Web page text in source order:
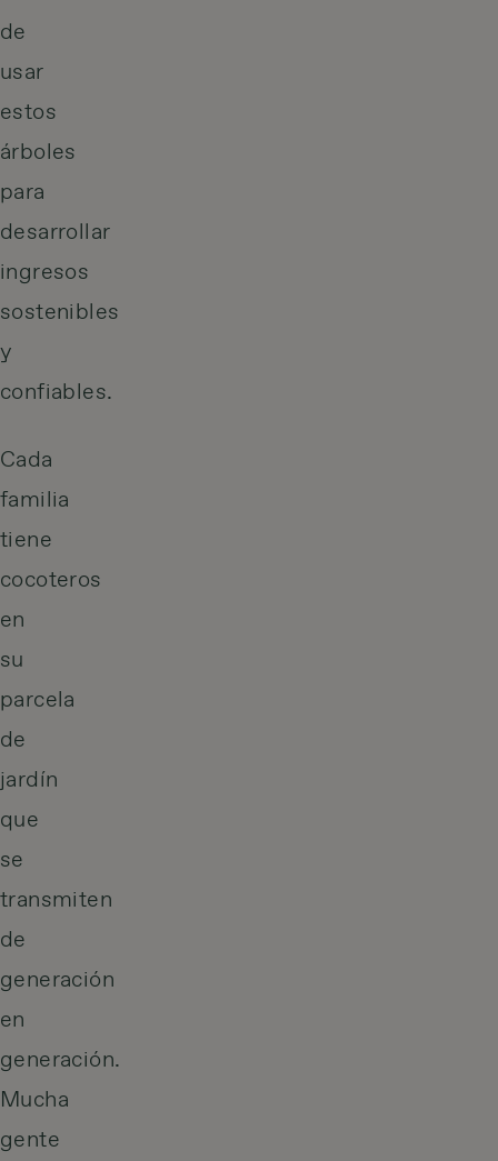
de
usar
estos
árboles
para
desarrollar
ingresos
sostenibles
y
confiables.
Cada
familia
tiene
cocoteros
en
su
parcela
de
jardín
que
se
transmiten
de
generación
en
generación.
Mucha
gente